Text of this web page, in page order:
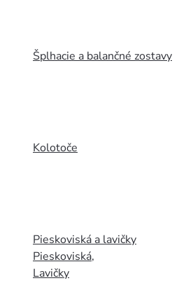
Šplhacie a balančné zostavy
Kolotoče
Pieskoviská a lavičky
Pieskoviská,
Lavičky